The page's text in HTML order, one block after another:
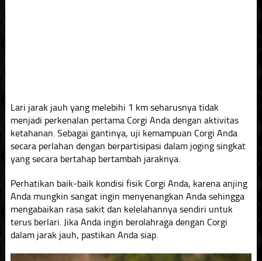
Lari jarak jauh yang melebihi 1 km seharusnya tidak
menjadi perkenalan pertama Corgi Anda dengan aktivitas
ketahanan. Sebagai gantinya, uji kemampuan Corgi Anda
secara perlahan dengan berpartisipasi dalam joging singkat
yang secara bertahap bertambah jaraknya.
Perhatikan baik-baik kondisi fisik Corgi Anda, karena anjing
Anda mungkin sangat ingin menyenangkan Anda sehingga
mengabaikan rasa sakit dan kelelahannya sendiri untuk
terus berlari. Jika Anda ingin berolahraga dengan Corgi
dalam jarak jauh, pastikan Anda siap.